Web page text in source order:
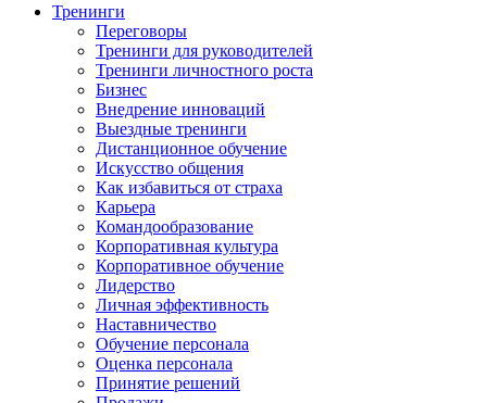
Тренинги
Переговоры
Тренинги для руководителей
Тренинги личностного роста
Бизнес
Внедрение инноваций
Выездные тренинги
Дистанционное обучение
Искусство общения
Как избавиться от страха
Карьера
Командообразование
Корпоративная культура
Корпоративное обучение
Лидерство
Личная эффективность
Наставничество
Обучение персонала
Оценка персонала
Принятие решений